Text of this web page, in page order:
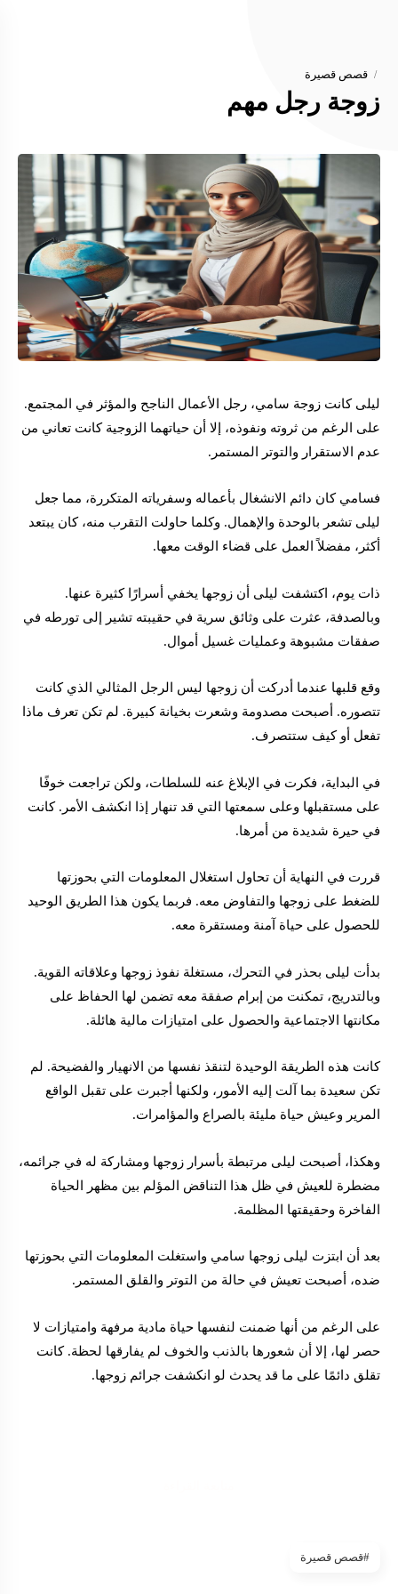
قصص قصيرة
زوجة رجل مهم
ليلى كانت زوجة سامي، رجل الأعمال الناجح والمؤثر في المجتمع.
على الرغم من ثروته ونفوذه، إلا أن حياتهما الزوجية كانت تعاني من
عدم الاستقرار والتوتر المستمر.
فسامي كان دائم الانشغال بأعماله وسفرياته المتكررة، مما جعل
ليلى تشعر بالوحدة والإهمال. وكلما حاولت التقرب منه، كان يبتعد
أكثر، مفضلاً العمل على قضاء الوقت معها.
ذات يوم، اكتشفت ليلى أن زوجها يخفي أسرارًا كثيرة عنها.
وبالصدفة، عثرت على وثائق سرية في حقيبته تشير إلى تورطه في
صفقات مشبوهة وعمليات غسيل أموال.
وقع قلبها عندما أدركت أن زوجها ليس الرجل المثالي الذي كانت
تتصوره. أصبحت مصدومة وشعرت بخيانة كبيرة. لم تكن تعرف ماذا
تفعل أو كيف ستتصرف.
في البداية، فكرت في الإبلاغ عنه للسلطات، ولكن تراجعت خوفًا
على مستقبلها وعلى سمعتها التي قد تنهار إذا انكشف الأمر. كانت
في حيرة شديدة من أمرها.
قررت في النهاية أن تحاول استغلال المعلومات التي بحوزتها
للضغط على زوجها والتفاوض معه. فربما يكون هذا الطريق الوحيد
للحصول على حياة آمنة ومستقرة معه.
بدأت ليلى بحذر في التحرك، مستغلة نفوذ زوجها وعلاقاته القوية.
وبالتدريج، تمكنت من إبرام صفقة معه تضمن لها الحفاظ على
مكانتها الاجتماعية والحصول على امتيازات مالية هائلة.
كانت هذه الطريقة الوحيدة لتنقذ نفسها من الانهيار والفضيحة. لم
تكن سعيدة بما آلت إليه الأمور، ولكنها أجبرت على تقبل الواقع
المرير وعيش حياة مليئة بالصراع والمؤامرات.
وهكذا، أصبحت ليلى مرتبطة بأسرار زوجها ومشاركة له في جرائمه،
مضطرة للعيش في ظل هذا التناقض المؤلم بين مظهر الحياة
الفاخرة وحقيقتها المظلمة.
بعد أن ابتزت ليلى زوجها سامي واستغلت المعلومات التي بحوزتها
ضده، أصبحت تعيش في حالة من التوتر والقلق المستمر.
على الرغم من أنها ضمنت لنفسها حياة مادية مرفهة وامتيازات لا
حصر لها، إلا أن شعورها بالذنب والخوف لم يفارقها لحظة. كانت
تقلق دائمًا على ما قد يحدث لو انكشفت جرائم زوجها.
#قصص قصيرة